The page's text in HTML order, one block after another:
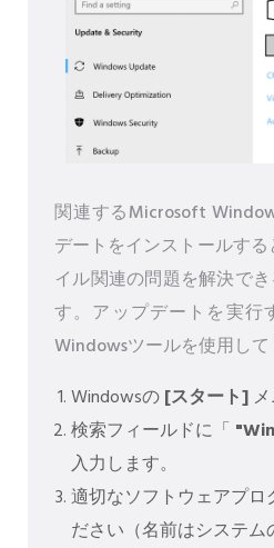
関連するMicrosoft
デートをインストールする
イル関連の問題を解決で
す。アップデートを実行
Windowsツールを使用して
Windowsの[スタート]
検索フィールドに「
入力します。
適切なソフトウェアプロ
ださい（名前はシステ